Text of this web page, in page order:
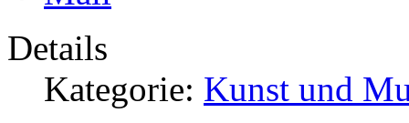
Details
Kategorie: Kunst und